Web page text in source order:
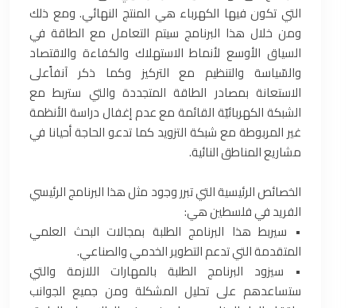
التي تكون فيها الكهرباء هي المنتج النهائي. ومع ذلك
ومن خلال هذا البرنامج سيتم التعامل مع الطاقة في
السياق الأوسع لأنماط الاستهلاك والكفاءة والاقتصاد
والسّياسة والتنظيم مع التركيز وكما ذكر آنفاًعلى
الاستعانة بمصادر الطاقة المتجددة والتي ستربط مع
الشبكة الكهربائيّة القائمة مع عدم إغفال دراسة الأنظمة
غير المربوطة مع شبكة التزويد كما تدعو الحاجة أحيانا في
مشاريع المناطق النائية.
الخصائص الرئيسية التي تبرر وجود مثل هذا البرنامج الرئيسي
الفريد في فلسطين هي:
• سيربط هذا البرنامج الطلبة بمجالات البحث العلمي
المتقدمة التي تدعم التطوير الخدمي والصناعي.
• سيزود البرنامج الطلبة بالمهارات اللازمة والتي
ستساعدهم على تحليل المشكلة ومن جميع الجوانب